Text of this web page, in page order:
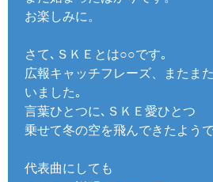
お楽しみに。
さて､ＳＫＥとは○○です｡
広報キャッチフレーズ、またま
いました｡
言葉ひとつに､ＳＫＥ愛ひとつ
乗せて冬の空を飛んできたようで
代表曲にしても